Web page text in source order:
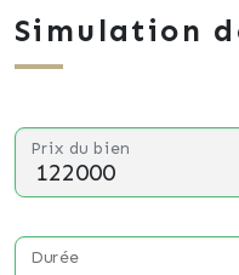
Simulation
Prix du bien
Durée